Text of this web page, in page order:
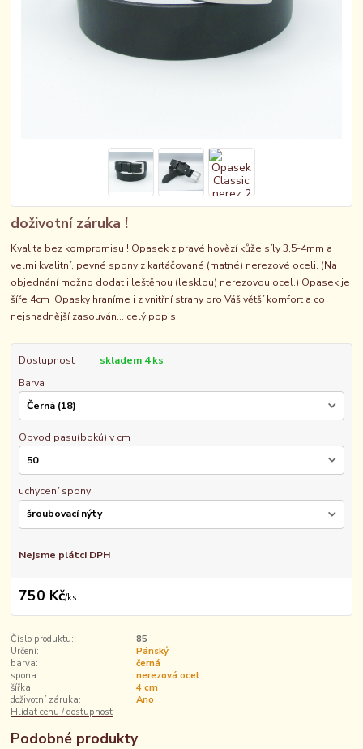
doživotní záruka !
Kvalita bez kompromisu ! Opasek z pravé hovězí kůže síly 3,5-4mm a
velmi kvalitní, pevné spony z kartáčované (matné) nerezové oceli. (Na
objednání možno dodat i leštěnou (lesklou) nerezovou ocel.) Opasek je
šíře 4cm Opasky hraníme i z vnitřní strany pro Váš větší komfort a co
nejsnadnější zasouván... celý popis
Dostupnost
skladem 4 ks
Barva
Obvod pasu(boků) v cm
uchycení spony
Nejsme plátci DPH
750 Kč/ks
Číslo produktu:
85
Určení:
Pánský
barva:
černá
spona:
nerezová ocel
šířka:
4 cm
doživotní záruka:
Ano
Hlídat cenu / dostupnost
Podobné produkty